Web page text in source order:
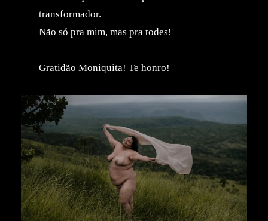
transformador.
Não só pra mim, mas pra todes!
Gratidão Moniquita! Te honro!